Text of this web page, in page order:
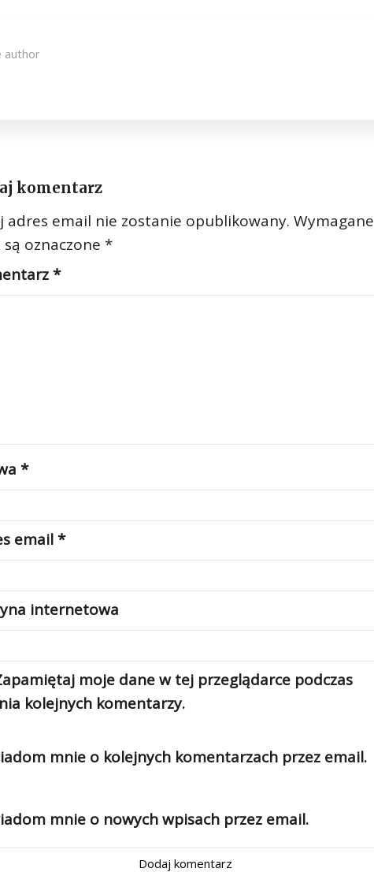
author
komentarz
adres email nie zostanie opublikowany. Wymagane
są oznaczone *
*
*
email*
internetowa
moje dane w tej przeglądarce podczas
kolejnych komentarzy.
mnie o kolejnych komentarzach przez email.
mnie o nowych wpisach przez email.